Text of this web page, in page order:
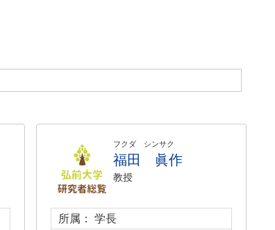
フクダ シンサク
福田 眞作
教授
所属： 学長